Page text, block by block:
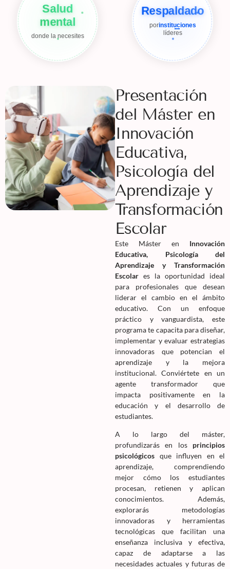
Salud
mental
donde la necesites
Respaldado
porinstituciones
líderes
Presentación
del Máster en
Innovación
Educativa,
Psicología del
Aprendizaje y
Transformación
Escolar
Este Máster en Innovación
Educativa, Psicología del
Aprendizaje y Transformación
Escolar es la oportunidad ideal
para profesionales que desean
liderar el cambio en el ámbito
educativo. Con un enfoque
práctico y vanguardista, este
programa te capacita para diseñar,
implementar y evaluar estrategias
innovadoras que potencian el
aprendizaje y la mejora
institucional. Conviértete en un
agente transformador que
impacta positivamente en la
educación y el desarrollo de
estudiantes.
A lo largo del máster,
profundizarás en losprincipios
psicológicos que influyen en el
aprendizaje, comprendiendo
mejor cómo los estudiantes
procesan, retienen y aplican
conocimientos. Además,
explorarás metodologías
innovadoras y herramientas
tecnológicas que facilitan una
enseñanza inclusiva y efectiva,
capaz de adaptarse a las
necesidades actuales y futuras de